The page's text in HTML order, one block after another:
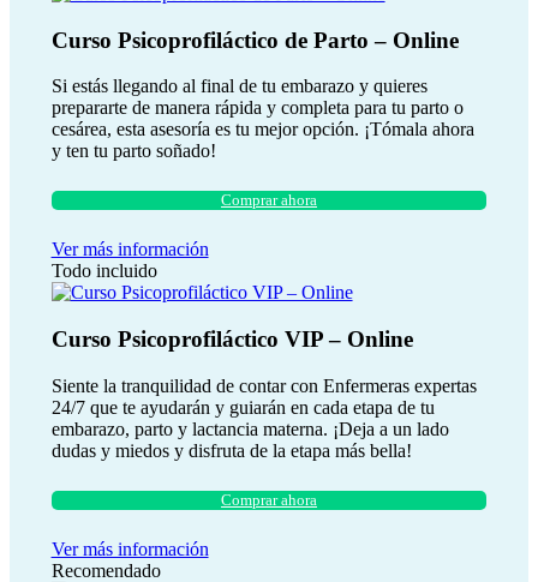
Curso Psicoprofiláctico de Parto – Online
Si estás llegando al final de tu embarazo y quieres
prepararte de manera rápida y completa para tu parto o
cesárea, esta asesoría es tu mejor opción. ¡Tómala ahora
y ten tu parto soñado!
Comprar ahora
Ver más información
Todo incluido
Curso Psicoprofiláctico VIP – Online
Siente la tranquilidad de contar con Enfermeras expertas
24/7 que te ayudarán y guiarán en cada etapa de tu
embarazo, parto y lactancia materna. ¡Deja a un lado
dudas y miedos y disfruta de la etapa más bella!
Comprar ahora
Ver más información
Recomendado